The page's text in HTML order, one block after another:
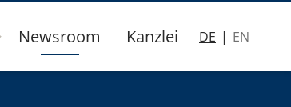
Newsroom Kanzlei DE EN